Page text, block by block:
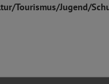
Tourismus/Jugend/